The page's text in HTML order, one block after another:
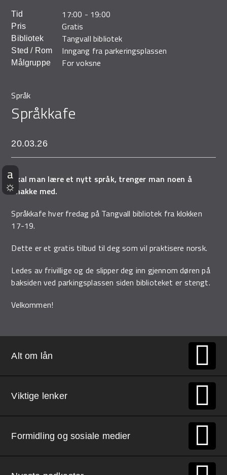
UNG
Tid 17:00 - 19:00
Pris Gratis
Bibliotek Tangvall bibliotek
Sted / Rom Inngang fra parkeringsplassen
Målgruppe For voksne
Språk
Språkkafe
20.03.26
Skal man lære et nytt språk, trenger man noen å
snakke med.
Språkkafe hver fredag på Tangvall bibliotek fra klokken
17-19.
Dette er et gratis tilbud til deg som vil praktisere norsk.
Ledes av frivillige og de slipper deg inn gjennom døren på
baksiden ved parkingsplassen siden biblioteket er stengt.
Velkommen!
Alt om lån
Viktige lenker
Formidling og sosiale medier